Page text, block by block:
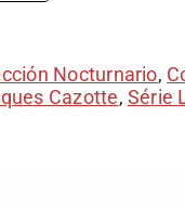
Nocturnario,
Cazotte, Série